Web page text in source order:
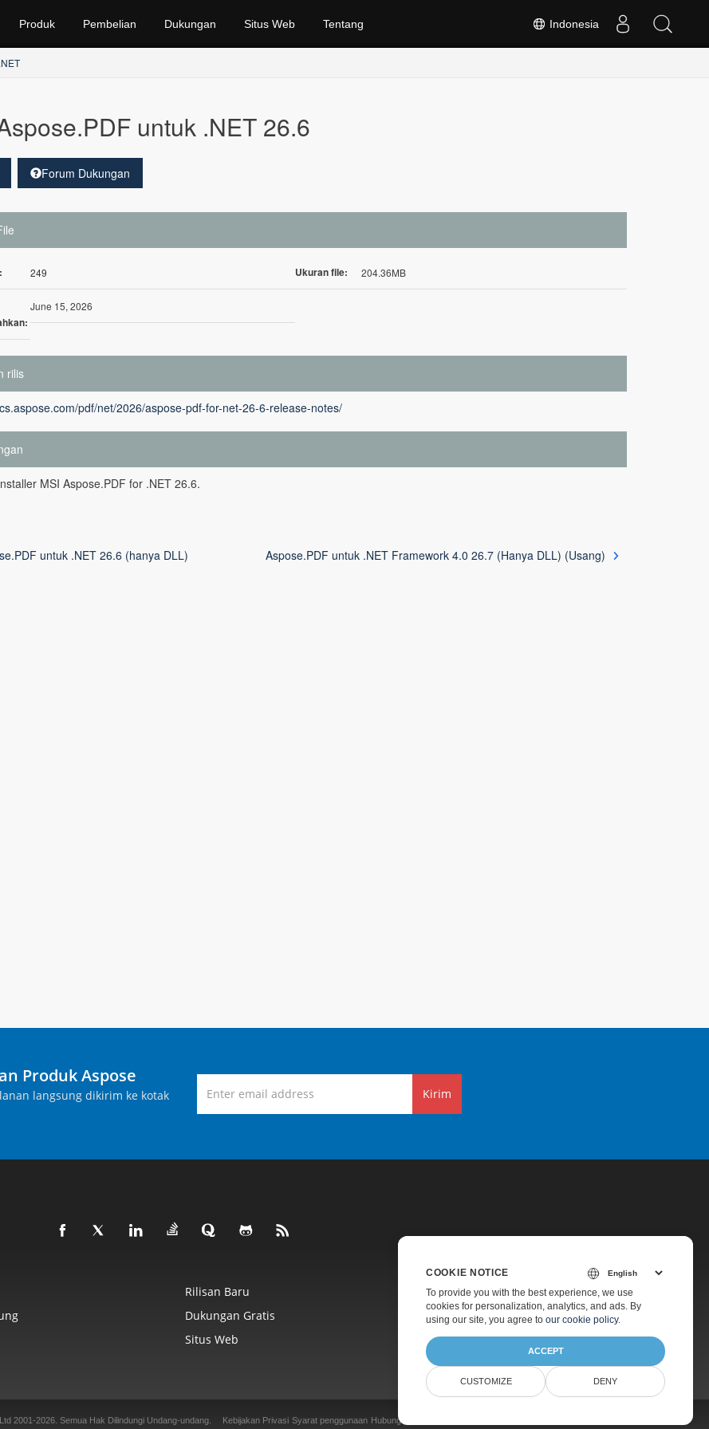
Indonesia
Produk Pembelian Dukungan Situs Web Tentang
untuk .NET 26.6
Forum Dukungan
249 Ukuran file: 204.36MB
June 15, 2026
rilis
pdf/net/2026/aspose-pdf-for-net-26-6-release-notes/
MSI Aspose.PDF for .NET 26.6.
untuk .NET 26.6 (hanya DLL) Aspose.PDF untuk .NET Framework 4.0 26.7 (Hanya DLL) (Usang)
Produk Aspose
langsung dikirim ke kotak
Kirim
Rilisan Baru
Harga
Dukungan Gratis
Konsultasi Gratis
Situs Web Tentang
2001-2026. Semua Hak Dilindungi Undang-undang. Kebijakan Privasi Syarat penggunaan Hubungi
COOKIE NOTICE
To provide you with the best experience, we use
cookies for personalization, analytics, and ads. By
using our site, you agree to our cookie policy.
ACCEPT
CUSTOMIZE DENY